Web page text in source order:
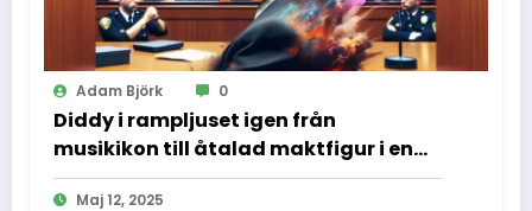
Adam Björk 0
Diddy i rampljuset igen från
musikikon till åtalad maktfigur i en
dramatisk rättssal
Maj 12, 2025